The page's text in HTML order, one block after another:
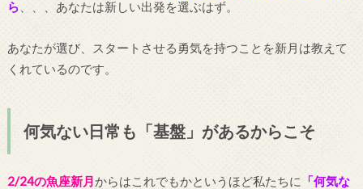
ら 、、、あなたは新しい出発を選ぶはず。
あなたが選び、スタートさせる勇気を持つことを新月は教えて
くれているのです。
何気ない日常も「基盤」があるからこそ
2/24の魚座新月からはこれでもかというほど私たちに
「何気な